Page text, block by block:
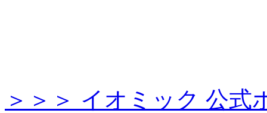
＞＞＞ イオミック 公式